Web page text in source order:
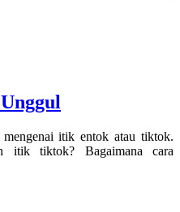
itik entok atau tiktok.
itik tiktok? Bagaimana cara